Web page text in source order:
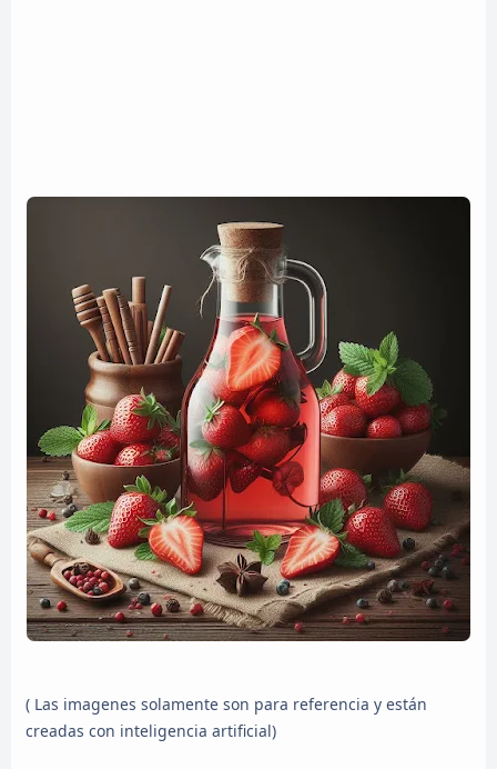
( Las imagenes solamente son para referencia y están
creadas con inteligencia artificial)